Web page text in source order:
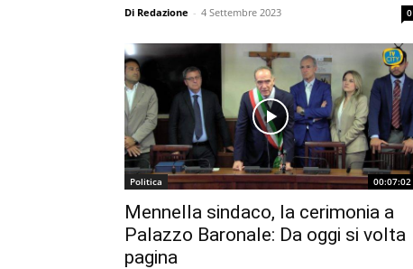
Di Redazione - 4 Settembre 2023 0
Politica 00:07:02
Mennella sindaco, la cerimonia a
Palazzo Baronale: Da oggi si volta
pagina